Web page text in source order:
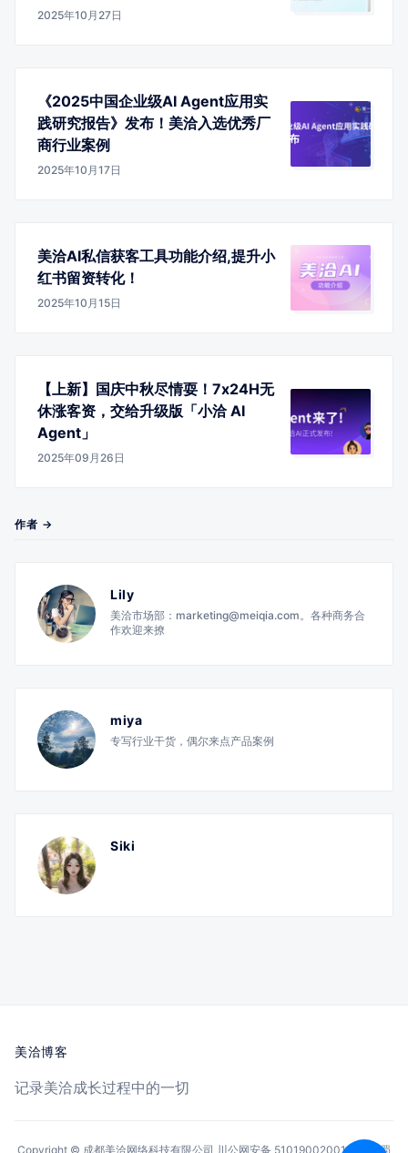
2025年10月27日
《2025中国企业级AI Agent应用实
践研究报告》发布！美洽入选优秀厂
商行业案例
2025年10月17日
美洽AI私信获客工具功能介绍,提升小
红书留资转化！
2025年10月15日
【上新】国庆中秋尽情耍！7x24H无
休涨客资，交给升级版「小洽 AI
Agent」
2025年09月26日
作者 →
Lily
美洽市场部：marketing@meiqia.com。各种商务合
作欢迎来撩
miya
专写行业干货，偶尔来点产品案例
Siki
美洽博客
记录美洽成长过程中的一切
Copyright © 成都美洽网络科技有限公司 川公网安备 51019002001144号 蜀